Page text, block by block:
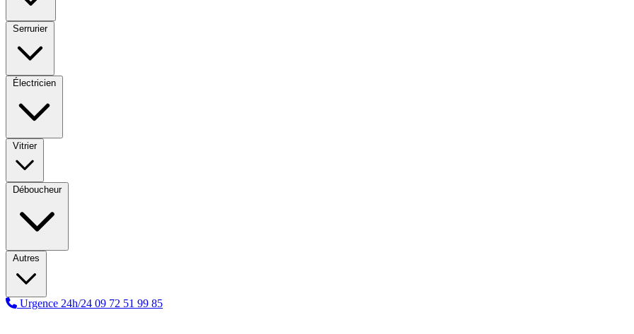
Serrurier
Électricien
Vitrier
Déboucheur
Autres
Urgence 24h/24 09 72 51 99 85